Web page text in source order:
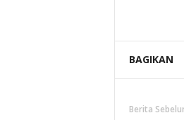
BAGIKAN
Berita